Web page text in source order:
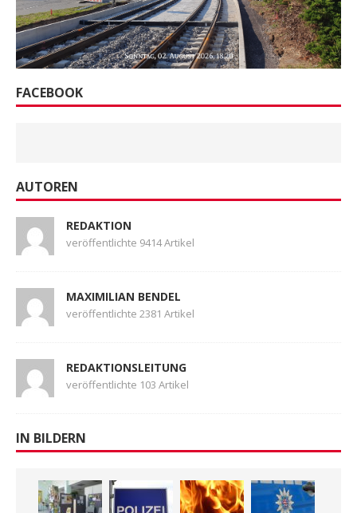
FACEBOOK
AUTOREN
REDAKTION
veröffentlichte 9414 Artikel
MAXIMILIAN BENDEL
veröffentlichte 2381 Artikel
REDAKTIONSLEITUNG
veröffentlichte 103 Artikel
IN BILDERN